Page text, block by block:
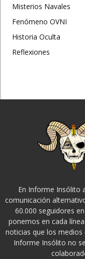
Misterios Navales
Fenómeno OVNI
Historia Oculta
Reflexiones
En Informe Insólito
comunicación
60.000 seguidores
ponemos en cada
noticias que los
Informe Insólito no